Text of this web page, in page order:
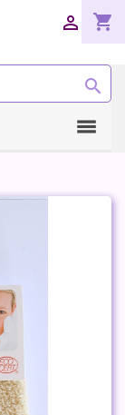
shopping_cart

